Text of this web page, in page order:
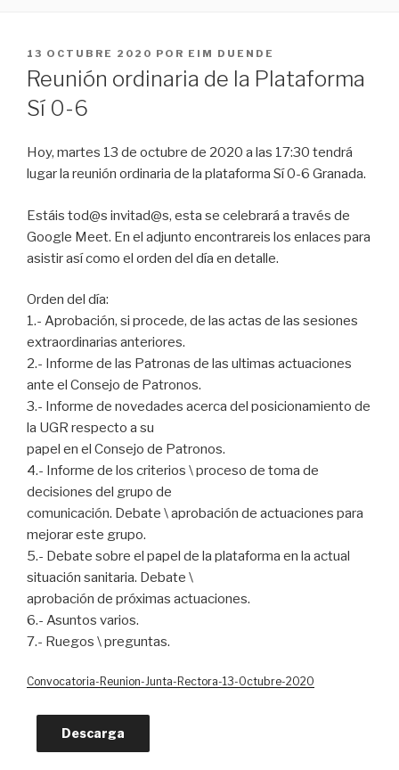
PUBLICADO
EL
13 OCTUBRE 2020 POR EIM DUENDE
Reunión ordinaria de la Plataforma
Sí 0-6
Hoy, martes 13 de octubre de 2020 a las 17:30 tendrá
lugar la reunión ordinaria de la plataforma Sí 0-6 Granada.
Estáis tod@s invitad@s, esta se celebrará a través de
Google Meet. En el adjunto encontrareis los enlaces para
asistir así como el orden del día en detalle.
Orden del día:
1.- Aprobación, si procede, de las actas de las sesiones
extraordinarias anteriores.
2.- Informe de las Patronas de las ultimas actuaciones
ante el Consejo de Patronos.
3.- Informe de novedades acerca del posicionamiento de
la UGR respecto a su
papel en el Consejo de Patronos.
4.- Informe de los criterios \ proceso de toma de
decisiones del grupo de
comunicación. Debate \ aprobación de actuaciones para
mejorar este grupo.
5.- Debate sobre el papel de la plataforma en la actual
situación sanitaria. Debate \
aprobación de próximas actuaciones.
6.- Asuntos varios.
7.- Ruegos \ preguntas.
Convocatoria-Reunion-Junta-Rectora-13-Octubre-2020
Descarga